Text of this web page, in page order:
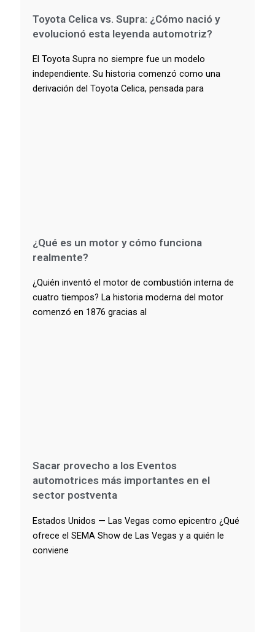
Toyota Celica vs. Supra: ¿Cómo nació y
evolucionó esta leyenda automotriz?
El Toyota Supra no siempre fue un modelo
independiente. Su historia comenzó como una
derivación del Toyota Celica, pensada para
¿Qué es un motor y cómo funciona
realmente?
¿Quién inventó el motor de combustión interna de
cuatro tiempos? La historia moderna del motor
comenzó en 1876 gracias al
Sacar provecho a los Eventos
automotrices más importantes en el
sector postventa
Estados Unidos — Las Vegas como epicentro ¿Qué
ofrece el SEMA Show de Las Vegas y a quién le
conviene